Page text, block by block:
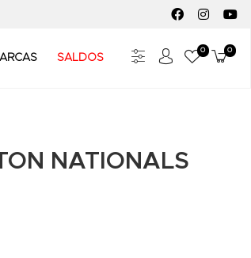
FACEBOOK
SALDOS Meus
0 0
NATIONALS